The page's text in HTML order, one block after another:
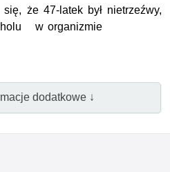
że 47-latek był nietrzeźwy,
w organizmie
dodatkowe ↓